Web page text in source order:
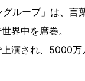
ループ」は、言
界中を席巻。
演され、5000万